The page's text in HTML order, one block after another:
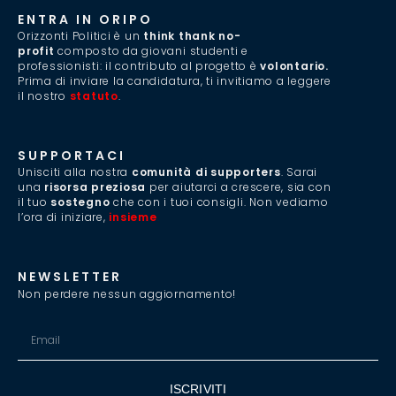
ENTRA IN ORIPO
Orizzonti Politici è un think thank no-
profit composto da giovani studenti e
professionisti: il contributo al progetto èvolontario.
Prima di inviare la candidatura, ti invitiamo a leggere
il nostro statuto.
SUPPORTACI
Unisciti alla nostra comunità di supporters. Sarai
una risorsa preziosa per aiutarci a crescere, sia con
il tuo sostegno che con i tuoi consigli. Non vediamo
l’ora di iniziare, insieme
NEWSLETTER
Non perdere nessun aggiornamento!
ISCRIVITI